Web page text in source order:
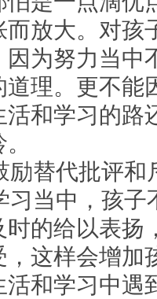
而放大。对
为努力当中
理。更不能
和学习的路
替代批评和
当中，孩子
的给以表扬
这样会增
活和学习中